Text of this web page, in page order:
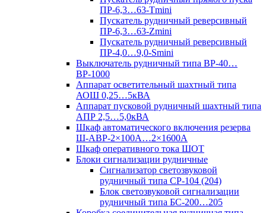
ПР-6,3…63-Tmini
Пускатель рудничный реверсивный
ПР-6,3…63-Zmini
Пускатель рудничный реверсивный
ПР-4,0…9,0-Smini
Выключатель рудничный типа ВР-40…
ВР-1000
Аппарат осветительный шахтный типа
АОШ 0,25…5кВА
Аппарат пусковой рудничный шахтный типа
АПР 2,5…5,0кВА
Шкаф автоматического включения резерва
Ш-АВР-2×100А…2×1600А
Шкаф оперативного тока ШОТ
Блоки сигнализации рудничные
Сигнализатор светозвуковой
рудничный типа СР-104 (204)
Блок светозвуковой сигнализации
рудничный типа БС-200…205